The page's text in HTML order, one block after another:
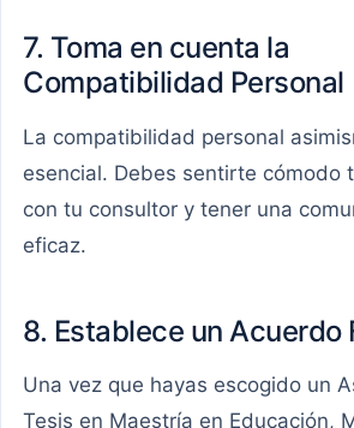
7. Toma en cuenta la
Compatibilidad Personal
La compatibilidad personal
esencial. Debes sentirte cómodo
con tu consultor y tener una
eficaz.
8. Establece un Acuerdo
Una vez que hayas escogido un
Tesis en Maestría en Educación,